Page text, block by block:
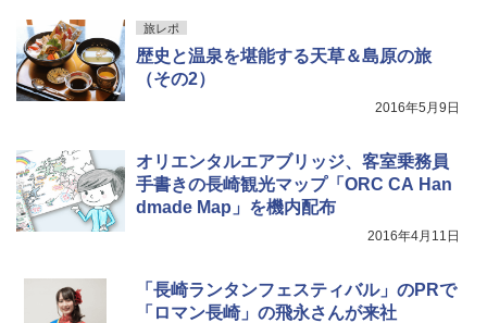
旅レポ
歴史と温泉を堪能する天草＆島原の旅
（その2）
2016年5月9日
オリエンタルエアブリッジ、客室乗務員
手書きの長崎観光マップ「ORC CA Han
dmade Map」を機内配布
2016年4月11日
「長崎ランタンフェスティバル」のPRで
「ロマン長崎」の飛永さんが来社